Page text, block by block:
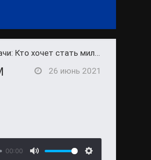
хочет стать миллионером
26 июнь 2021
00:00